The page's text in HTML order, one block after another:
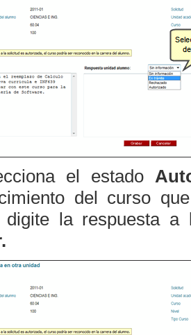
el estado
del curso
digite la respuesta